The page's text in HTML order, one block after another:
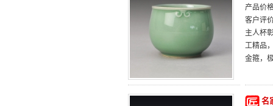
产品价
客户评
主人杯
工精品
金箍，
名